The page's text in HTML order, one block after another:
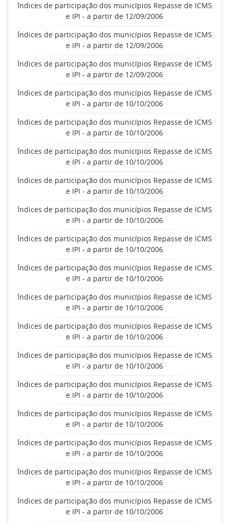
Índices de participação dos municípios Repasse de ICMS
e IPI - a partir de 12/09/2006
Índices de participação dos municípios Repasse de ICMS
e IPI - a partir de 12/09/2006
Índices de participação dos municípios Repasse de ICMS
e IPI - a partir de 12/09/2006
Índices de participação dos municípios Repasse de ICMS
e IPI - a partir de 10/10/2006
Índices de participação dos municípios Repasse de ICMS
e IPI - a partir de 10/10/2006
Índices de participação dos municípios Repasse de ICMS
e IPI - a partir de 10/10/2006
Índices de participação dos municípios Repasse de ICMS
e IPI - a partir de 10/10/2006
Índices de participação dos municípios Repasse de ICMS
e IPI - a partir de 10/10/2006
Índices de participação dos municípios Repasse de ICMS
e IPI - a partir de 10/10/2006
Índices de participação dos municípios Repasse de ICMS
e IPI - a partir de 10/10/2006
Índices de participação dos municípios Repasse de ICMS
e IPI - a partir de 10/10/2006
Índices de participação dos municípios Repasse de ICMS
e IPI - a partir de 10/10/2006
Índices de participação dos municípios Repasse de ICMS
e IPI - a partir de 10/10/2006
Índices de participação dos municípios Repasse de ICMS
e IPI - a partir de 10/10/2006
Índices de participação dos municípios Repasse de ICMS
e IPI - a partir de 10/10/2006
Índices de participação dos municípios Repasse de ICMS
e IPI - a partir de 10/10/2006
Índices de participação dos municípios Repasse de ICMS
e IPI - a partir de 10/10/2006
Índices de participação dos municípios Repasse de ICMS
e IPI - a partir de 10/10/2006